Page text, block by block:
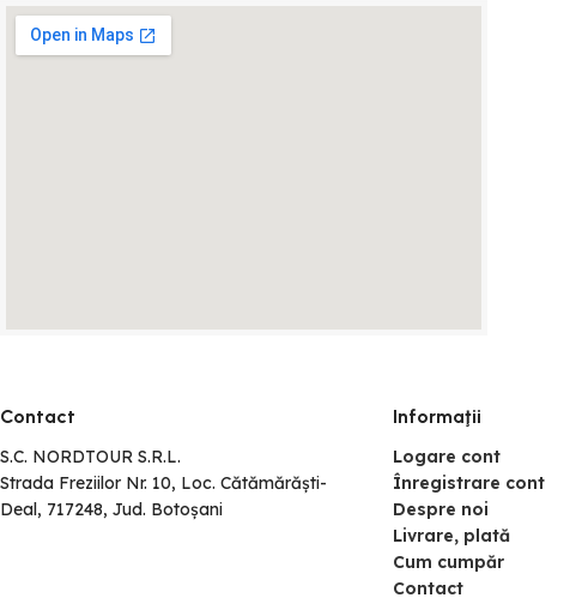
Contact
S.C. NORDTOUR S.R.L.
Strada Freziilor Nr. 10, Loc. Cătămărăști-
Deal, 717248, Jud. Botoșani
Informaţii
Logare cont
Înregistrare cont
Despre noi
Livrare, plată
Cum cumpăr
Contact